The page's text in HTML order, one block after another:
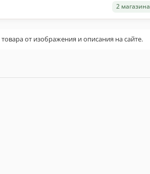
2 магазина
от изображения и описания на сайте.